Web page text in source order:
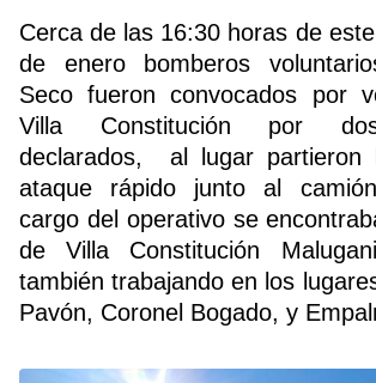
Cerca de las 16:30 horas de
de enero bomberos
Seco fueron convocados por
Villa Constitución por
declarados, al lugar partieron
ataque rápido junto al
cargo del operativo se
de Villa Constitución
también trabajando en los
Pavón, Coronel Bogado, y
Buscador